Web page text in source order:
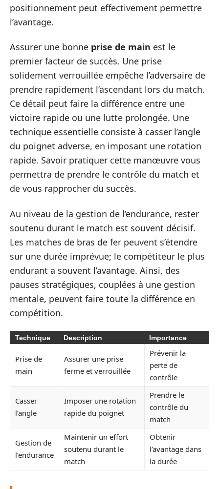
positionnement peut effectivement permettre
l’avantage.
Assurer une bonne prise de main est le
premier facteur de succès. Une prise
solidement verrouillée empêche l’adversaire de
prendre rapidement l’ascendant lors du match.
Ce détail peut faire la différence entre une
victoire rapide ou une lutte prolongée. Une
technique essentielle consiste à casser l’angle
du poignet adverse, en imposant une rotation
rapide. Savoir pratiquer cette manœuvre vous
permettra de prendre le contrôle du match et
de vous rapprocher du succès.
Au niveau de la gestion de l’endurance, rester
soutenu durant le match est souvent décisif.
Les matches de bras de fer peuvent s’étendre
sur une durée imprévue; le compétiteur le plus
endurant a souvent l’avantage. Ainsi, des
pauses stratégiques, couplées à une gestion
mentale, peuvent faire toute la différence en
compétition.
Technique Description Importance
Prise de
main
Assurer une prise
ferme et verrouillée
Prévenir la
perte de
contrôle
Casser
l’angle
Imposer une rotation
rapide du poignet
Prendre le
contrôle du
match
Gestion de
l’endurance
Maintenir un effort
soutenu durant le
match
Obtenir
l’avantage dans
la durée